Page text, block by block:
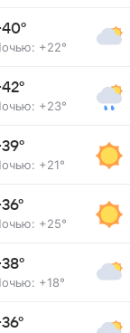
+22°
+23°
+21°
+25°
+18°